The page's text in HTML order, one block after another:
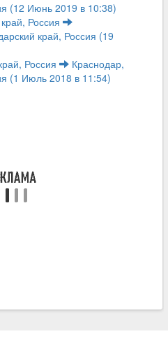
(12 Июнь 2019 в 10:38)
Россия
край, Россия (19
Россия
Краснодар,
(1 Июль 2018 в 11:54)